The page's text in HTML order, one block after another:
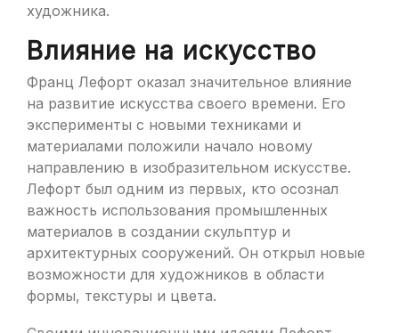
художника.
Влияние на искусство
Франц Лефорт оказал значительное влияние
на развитие искусства своего времени. Его
эксперименты с новыми техниками и
материалами положили начало новому
направлению в изобразительном искусстве.
Лефорт был одним из первых, кто осознал
важность использования промышленных
материалов в создании скульптур и
архитектурных сооружений. Он открыл новые
возможности для художников в области
формы, текстуры и цвета.